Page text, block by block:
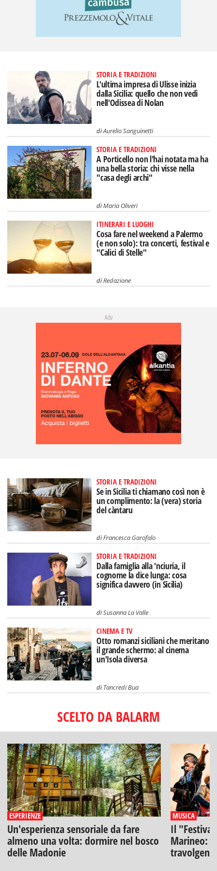
STORIA E TRADIZIONI
L'ultima impresa di Ulisse inizia
dalla Sicilia: quello che non vedi
nell'Odissea di Nolan
diAurelio Sanguinetti
STORIA E TRADIZIONI
A Porticello non l'hai notata ma ha
una bella storia: chi visse nella
"casa degli archi"
diMaria Oliveri
ITINERARI E LUOGHI
Cosa fare nel weekend a Palermo
(e non solo): tra concerti, festival e
"Calici di Stelle"
diRedazione
Adv
STORIA E TRADIZIONI
Se in Sicilia ti chiamano così non è
un complimento: la (vera) storia
del càntaru
diFrancesca Garofalo
STORIA E TRADIZIONI
Dalla famiglia alla 'nciuria, il
cognome la dice lunga: cosa
significa davvero (in Sicilia)
diSusanna La Valle
CINEMA E TV
Otto romanzi siciliani che meritano
il grande schermo: al cinema
un'Isola diversa
diTancredi Bua
SCELTO DA BALARM
ESPERIENZE
Un'esperienza sensoriale da fare
almeno una volta: dormire nel bosco
delle Madonie
MUSICA
Il
Marineo: